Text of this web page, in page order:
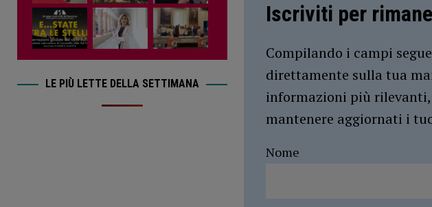
Iscriviti per
Compilando i campi
direttamente sulla tua
informazioni più
mantenere aggiornati i
Nome
LE PIÙ LETTE DELLA SETTIMANA